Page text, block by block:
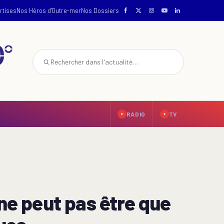
Nos Héros d'Outre-merNos Dossiers
RADIO TV
peut pas être que